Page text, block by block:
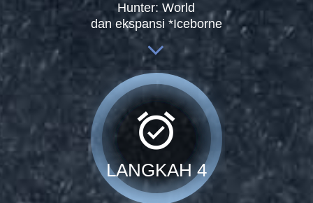
Hunter: World
dan ekspansi *Iceborne
alarm_on
LANGKAH 4